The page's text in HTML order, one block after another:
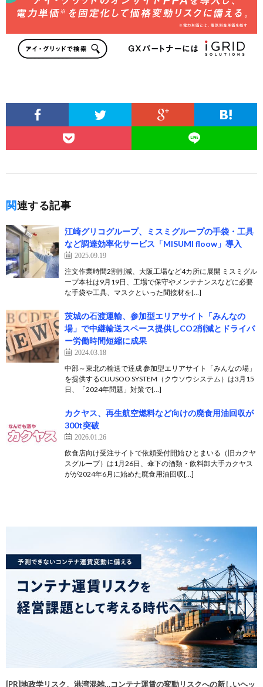
関連する記事
江崎グリコグループ、ミスミグループの手袋・工具
など調達効率化サービス「MISUMI floow」導入
2025.09.19
注文作業時間2割削減、大阪工場など4カ所に展開 ミスミグル
ープ本社は9月19日、工場で保守やメンテナンスなどに必要
な手袋や工具、マスクといった間接材を[…]
茨城の石渡運輸、参加型エリアサイト「みんなの
場」で中継輸送スペース提供しCO2削減とドライバ
ー労働時間短縮に成果
2024.03.18
中部～東北の輸送で達成 参加型エリアサイト「みんなの場」
を提供するCUUSOO SYSTEM（クウソウシステム）は3月15
日、「2024年問題」対策で[…]
カクヤス、再生航空燃料など向けの廃食用油回収が
300t突破
2026.01.26
飲食店向け受注サイトで依頼受付開始 ひとまいる（旧カクヤ
スグループ）は1月26日、傘下の酒類・飲料卸大手カクヤス
がが2024年6月に始めた廃食用油回収[…]
[PR]地政学リスク、港湾混雑…コンテナ運賃の変動リスクへの新しいヘッ